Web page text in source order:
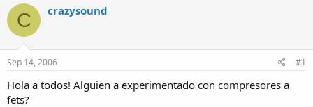
t
o
r
c
n
C crazysound
Sep 14, 2006 #1
Hola a todos! Alguien a experimentado con compresores a
fets?